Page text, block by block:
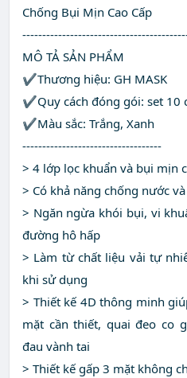
Chống Bụi Mịn Cao Cấp
MÔ TẢ SẢN PHẨM
✔️Thương hiệu: GH MASK
✔️Quy cách đóng gói: set 10
✔️Màu sắc: Trắng, Xanh
-----------------------------------
> 4 lớp lọc khuẩn và bụi mịn
> Có khả năng chống nước
> Ngăn ngừa khói bụi, vi
đường hô hấp
> Làm từ chất liệu vải tự
khi sử dụng
> Thiết kế 4D thông minh
mặt cần thiết, quai đeo co
đau vành tai
> Thiết kế gấp 3 mặt không